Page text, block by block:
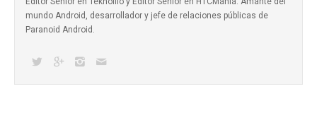
mundo Android, desarrollador y jefe de relaciones públicas de
Paranoid Android.